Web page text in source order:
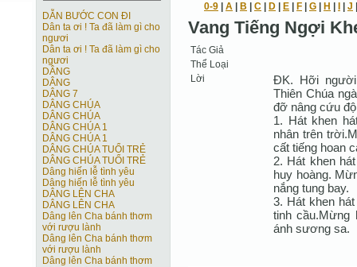
DẪN BƯỚC CON ĐI
Dân ta ơi ! Ta đã làm gì cho
ngươi
Dân ta ơi ! Ta đã làm gì cho
ngươi
DÂNG
DÂNG
DÂNG 7
DÂNG CHÚA
DÂNG CHÚA
DÂNG CHÚA 1
DÂNG CHÚA 1
DÂNG CHÚA TUỔI TRẺ
DÂNG CHÚA TUỔI TRẺ
Dâng hiến lễ tình yêu
Dâng hiến lễ tình yêu
DÂNG LÊN CHA
DÂNG LÊN CHA
Dâng lên Cha bánh thơm
với rượu lành
Dâng lên Cha bánh thơm
với rượu lành
Dâng lên Cha bánh thơm
0-9 A B C D E F G H J
Vang Tiếng Ngợi
Tác Giả
Thể Loại
Lời
ĐK. Hỡi
Thiên Chúa
đỡ nâng cứu
1. Hát khen
nhân trên
cất tiếng hoan
2. Hát khen
huy hoàng.
nắng tung bay.
3. Hát khen
tinh cầu.Mừng
ánh sương sa.